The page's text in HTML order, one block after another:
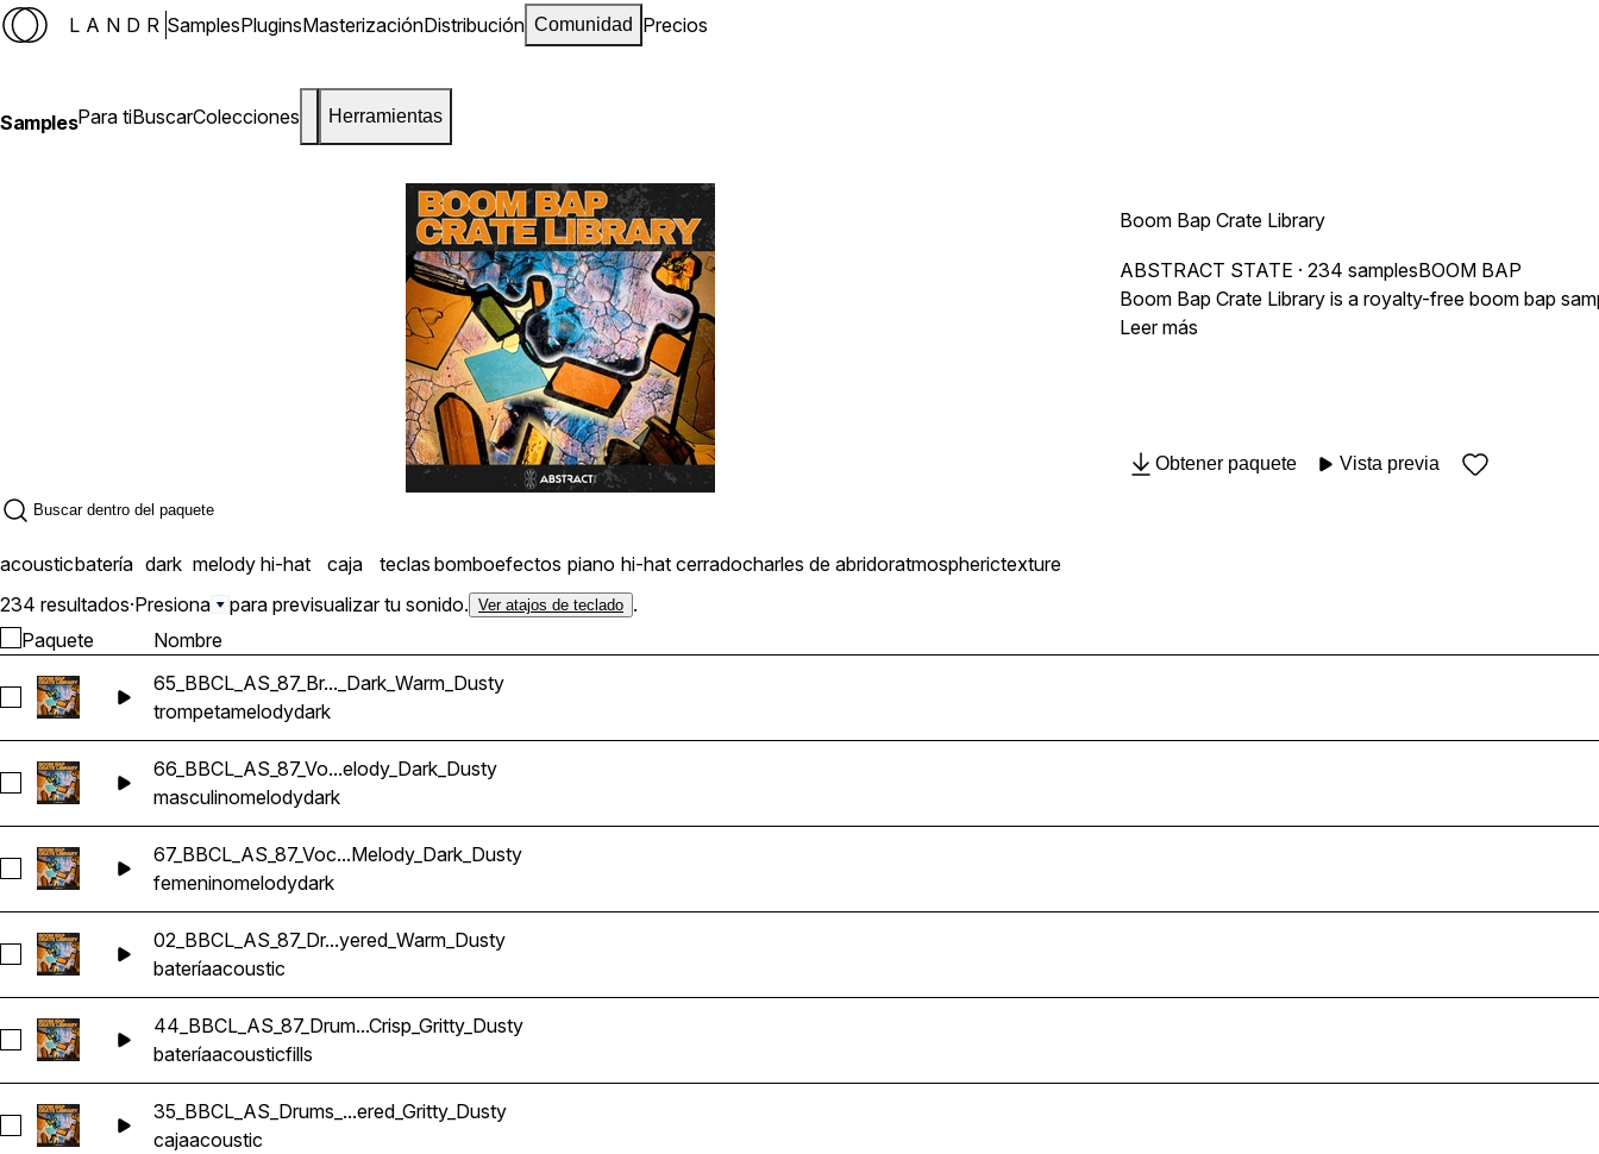
LANDR SamplesPluginsMasterizaciónDistribución Comunidad Precios
SamplesPara tiBuscarColecciones Herramientas
Boom Bap Crate Library
ABSTRACT STATE · 234 samplesBOOM BAP
Boom Bap Crate Library is a royalty-free boom bap
Leer más
Obtener paquete Vista previa
acousticbatería dark melody hi-hat caja teclas bomboefectos piano hi-hat cerradocharles de abridoratmospherictexture
234 resultados·Presiona para previsualizar tu sonido. Ver atajos de teclado .
Paquete
Nombre
Seleccionar 65_BBCL_AS_87_Brass_Loop_Fm_Trumpet_Melody_Dark_Warm_Dusty
65_BBCL_AS_87_Br..._Dark_Warm_Dusty
trompetamelodydark
Seleccionar 66_BBCL_AS_87_Vocal_Loop_A#m_Male_Melody_Dark_Dusty
66_BBCL_AS_87_Vo...elody_Dark_Dusty
masculinomelodydark
Seleccionar 67_BBCL_AS_87_Vocal_Loop_Fm_Female_Melody_Dark_Dusty
67_BBCL_AS_87_Voc...Melody_Dark_Dusty
femeninomelodydark
Seleccionar 02_BBCL_AS_87_Drums_Loop_Bm_Acoustic_Fat_Layered_Warm_Dusty
02_BBCL_AS_87_Dr...yered_Warm_Dusty
bateríaacoustic
Seleccionar 44_BBCL_AS_87_Drums_Loop_Fm_Fill_Acoustic_Layered_Crisp_Gritty_Dusty
44_BBCL_AS_87_Drum...Crisp_Gritty_Dusty
bateríaacousticfills
Seleccionar 35_BBCL_AS_Drums_One-Shot_Fm_Snare_Acoustic_Crisp_Layered_Gritty_Dusty
35_BBCL_AS_Drums_...ered_Gritty_Dusty
cajaacoustic